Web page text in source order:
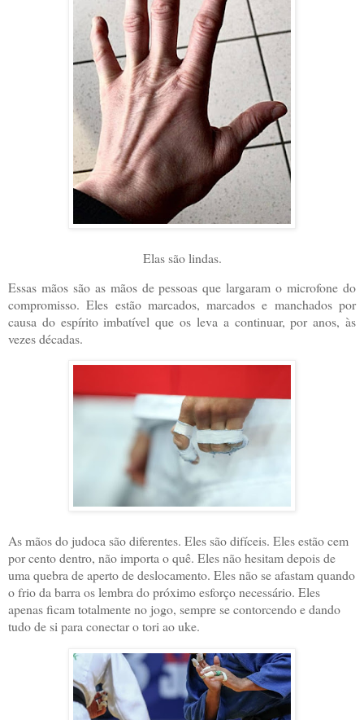
Elas são lindas.
Essas mãos são as mãos de pessoas que largaram o microfone do
compromisso. Eles estão marcados, marcados e manchados por
causa do espírito imbatível que os leva a continuar, por anos, às
vezes décadas.
As mãos do judoca são diferentes. Eles são difíceis. Eles estão cem
por cento dentro, não importa o quê. Eles não hesitam depois de
uma quebra de aperto de deslocamento. Eles não se afastam quando
o frio da barra os lembra do próximo esforço necessário. Eles
apenas ficam totalmente no jogo, sempre se contorcendo e dando
tudo de si para conectar o tori ao uke.